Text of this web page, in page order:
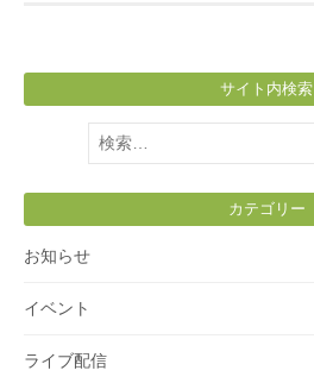
サイト内検索
検
索:
カテゴリー
お知らせ
イベント
ライブ配信